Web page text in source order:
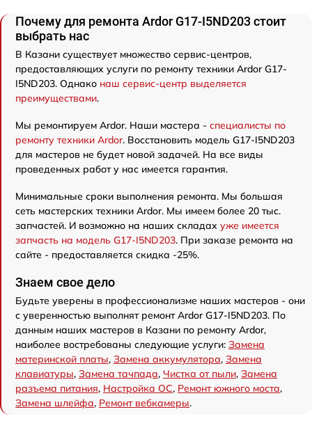
Почему для ремонта Ardor G17-I5ND203 стоит
выбрать нас
В Казани существует множество сервис-центров,
предоставляющих услуги по ремонту техники Ardor G17-
I5ND203. Однако наш сервис-центр выделяется
преимуществами.
Мы ремонтируем Ardor. Наши мастера - специалисты по
ремонту техники Ardor. Восстановить модель G17-I5ND203
для мастеров не будет новой задачей. На все виды
проведенных работ у нас имеется гарантия.
Минимальные сроки выполнения ремонта. Мы большая
сеть мастерских техники Ardor. Мы имеем более 20 тыс.
запчастей. И возможно на наших складах уже имеется
запчасть на модель G17-I5ND203. При заказе ремонта на
сайте - предоставляется скидка -25%.
Знаем свое дело
Будьте уверены в профессионализме наших мастеров - они
с уверенностью выполнят ремонт Ardor G17-I5ND203. По
данным наших мастеров в Казани по ремонту Ardor,
наиболее востребованы следующие услуги: Замена
материнской платы, Замена аккумулятора, Замена
клавиатуры, Замена тачпада, Чистка от пыли, Замена
разъема питания, Настройка ОС, Ремонт южного моста,
Замена шлейфа, Ремонт вебкамеры.